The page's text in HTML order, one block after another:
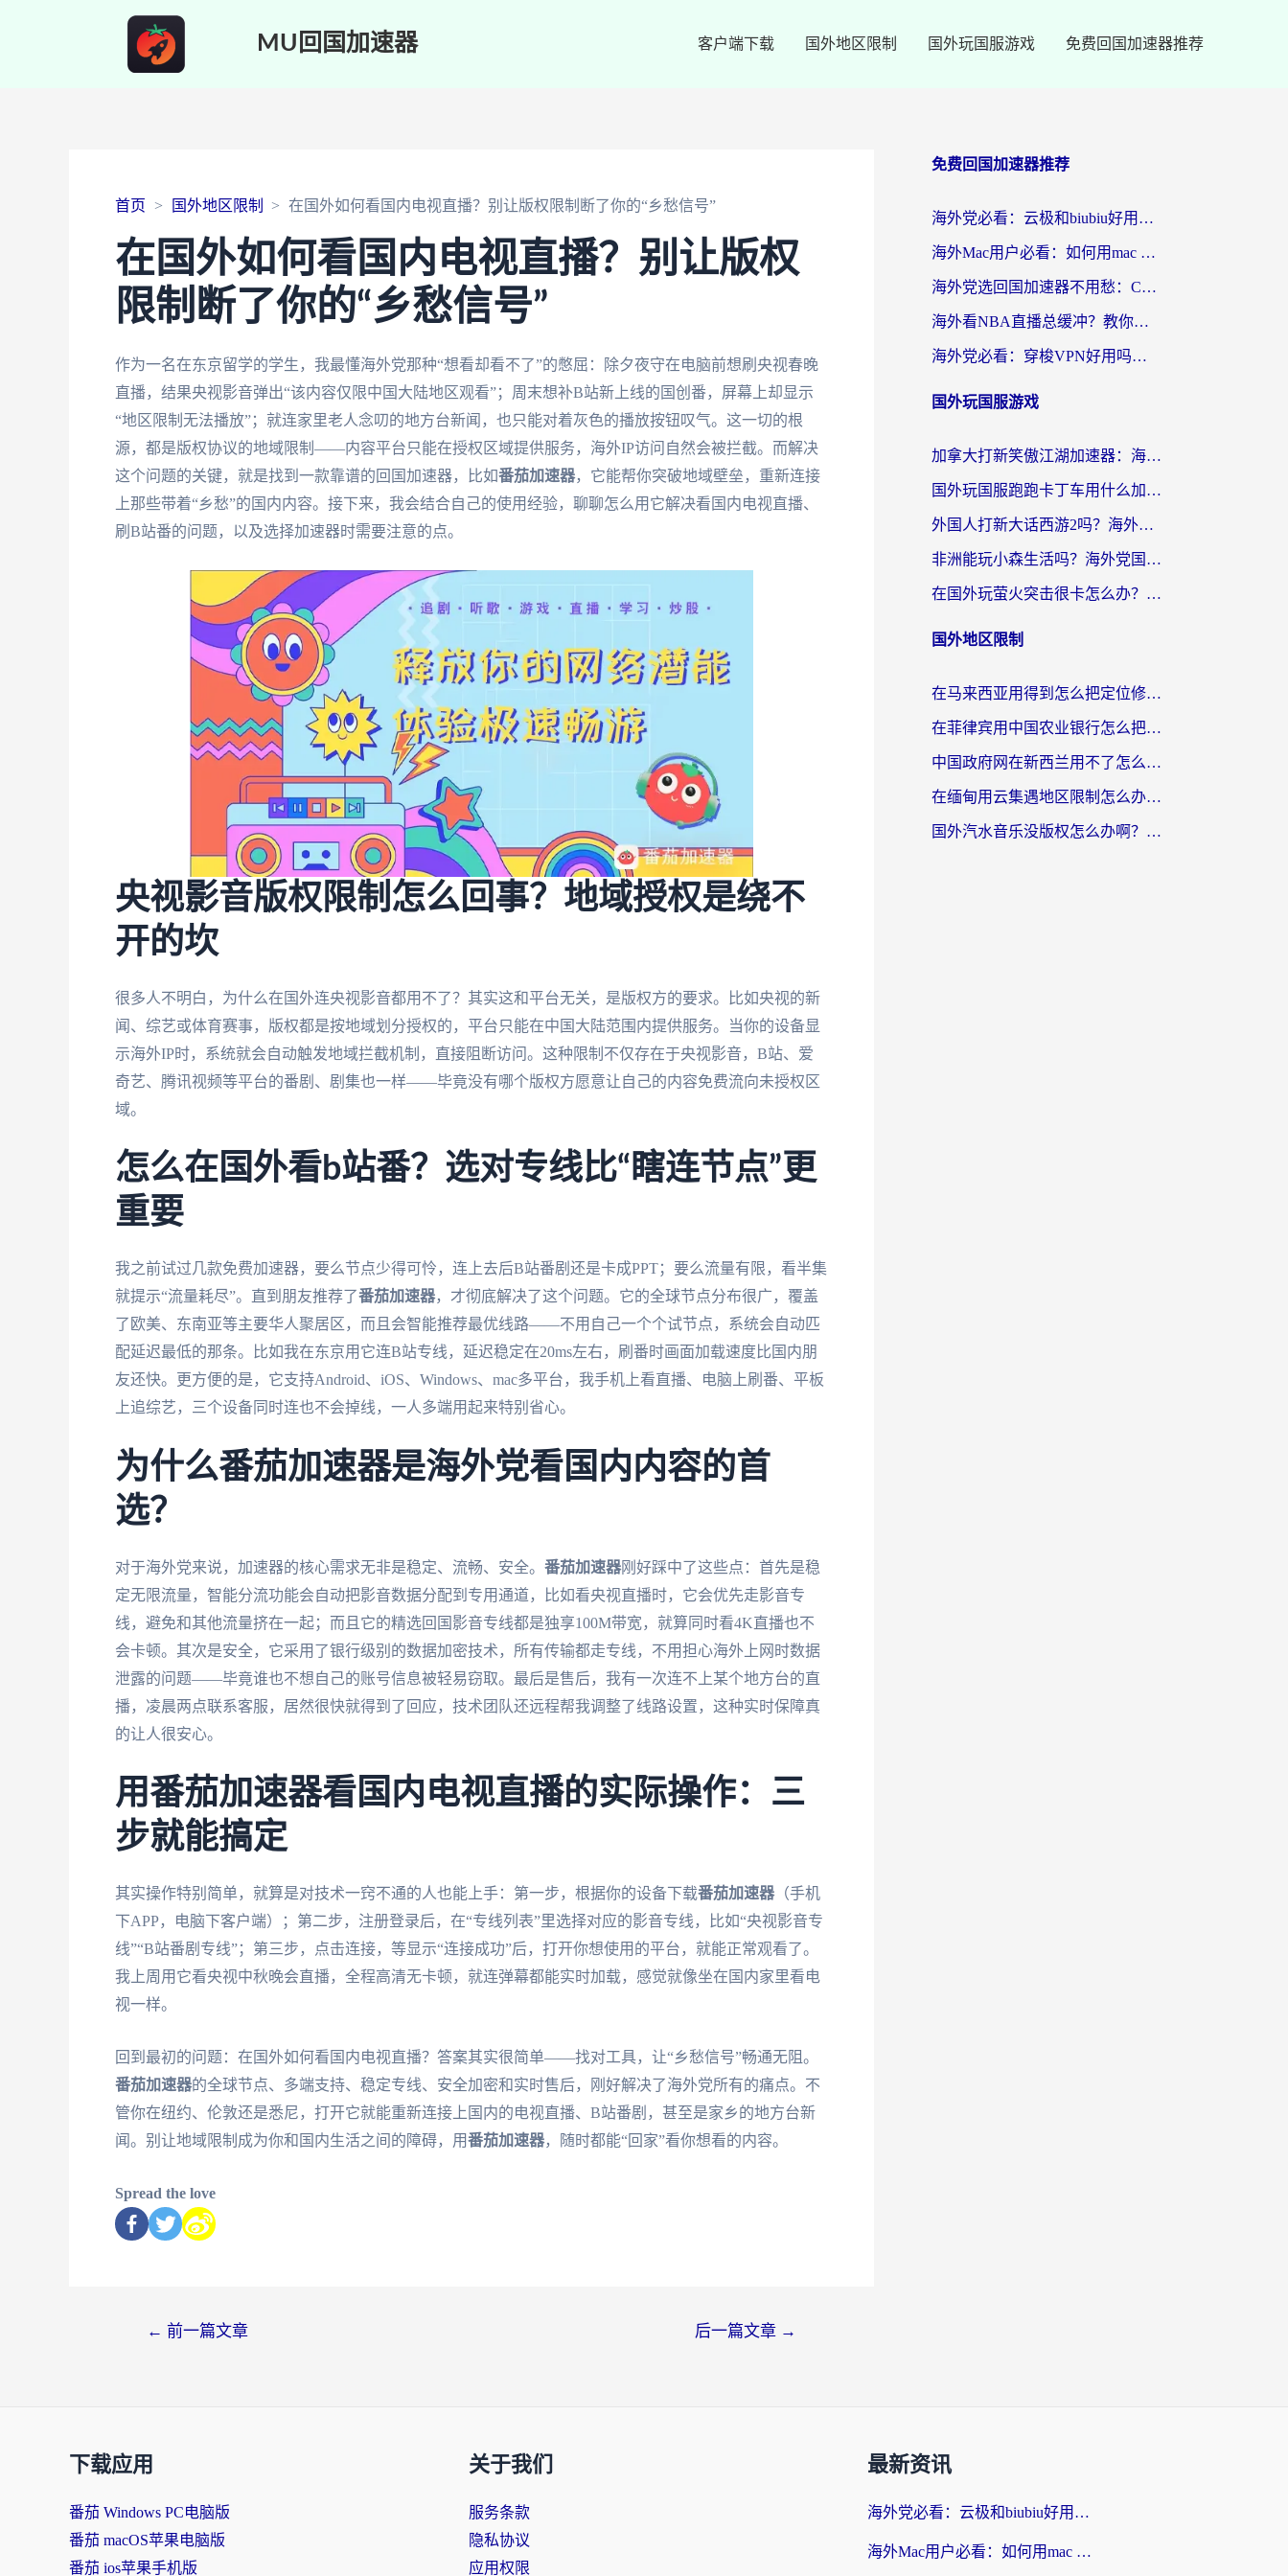
MU回国加速器 客户端下载 国外地区限制 国外玩国服游戏 免费回国加速器推荐
首页 国外地区限制 在国外如何看国内电视直播？别让版权限制断了你的“乡愁信号”
在国外如何看国内电视直播？别让版权
限制断了你的“乡愁信号”
作为一名在东京留学的学生，我最懂海外党那种“想看却看不了”的憋屈：除夕夜守在电脑前想刷央视春晚
直播，结果央视影音弹出“该内容仅限中国大陆地区观看”；周末想补B站新上线的国创番，屏幕上却显示
“地区限制无法播放”；就连家里老人念叨的地方台新闻，也只能对着灰色的播放按钮叹气。这一切的根
源，都是版权协议的地域限制——内容平台只能在授权区域提供服务，海外IP访问自然会被拦截。而解决
这个问题的关键，就是找到一款靠谱的回国加速器，比如番茄加速器，它能帮你突破地域壁垒，重新连接
上那些带着“乡愁”的国内内容。接下来，我会结合自己的使用经验，聊聊怎么用它解决看国内电视直播、
刷B站番的问题，以及选择加速器时需要注意的点。
央视影音版权限制怎么回事？地域授权是绕不
开的坎
很多人不明白，为什么在国外连央视影音都用不了？其实这和平台无关，是版权方的要求。比如央视的新
闻、综艺或体育赛事，版权都是按地域划分授权的，平台只能在中国大陆范围内提供服务。当你的设备显
示海外IP时，系统就会自动触发地域拦截机制，直接阻断访问。这种限制不仅存在于央视影音，B站、爱
奇艺、腾讯视频等平台的番剧、剧集也一样——毕竟没有哪个版权方愿意让自己的内容免费流向未授权区
域。
怎么在国外看b站番？选对专线比“瞎连节点”更
重要
我之前试过几款免费加速器，要么节点少得可怜，连上去后B站番剧还是卡成PPT；要么流量有限，看半集
就提示“流量耗尽”。直到朋友推荐了番茄加速器，才彻底解决了这个问题。它的全球节点分布很广，覆盖
了欧美、东南亚等主要华人聚居区，而且会智能推荐最优线路——不用自己一个个试节点，系统会自动匹
配延迟最低的那条。比如我在东京用它连B站专线，延迟稳定在20ms左右，刷番时画面加载速度比国内朋
友还快。更方便的是，它支持Android、iOS、Windows、mac多平台，我手机上看直播、电脑上刷番、平板
上追综艺，三个设备同时连也不会掉线，一人多端用起来特别省心。
为什么番茄加速器是海外党看国内内容的首
选？
对于海外党来说，加速器的核心需求无非是稳定、流畅、安全。 番茄加速器刚好踩中了这些点：首先是稳
定无限流量，智能分流功能会自动把影音数据分配到专用通道，比如看央视直播时，它会优先走影音专
线，避免和其他流量挤在一起；而且它的精选回国影音专线都是独享100M带宽，就算同时看4K直播也不
会卡顿。其次是安全，它采用了银行级别的数据加密技术，所有传输都走专线，不用担心海外上网时数据
泄露的问题——毕竟谁也不想自己的账号信息被轻易窃取。最后是售后，我有一次连不上某个地方台的直
播，凌晨两点联系客服，居然很快就得到了回应，技术团队还远程帮我调整了线路设置，这种实时保障真
的让人很安心。
用番茄加速器看国内电视直播的实际操作：三
步就能搞定
其实操作特别简单，就算是对技术一窍不通的人也能上手：第一步，根据你的设备下载番茄加速器（手机
下APP，电脑下客户端）；第二步，注册登录后，在“专线列表”里选择对应的影音专线，比如“央视影音专
线”“B站番剧专线”；第三步，点击连接，等显示“连接成功”后，打开你想使用的平台，就能正常观看了。
我上周用它看央视中秋晚会直播，全程高清无卡顿，就连弹幕都能实时加载，感觉就像坐在国内家里看电
视一样。
回到最初的问题：在国外如何看国内电视直播？答案其实很简单——找对工具，让“乡愁信号”畅通无阻。
番茄加速器的全球节点、多端支持、稳定专线、安全加密和实时售后，刚好解决了海外党所有的痛点。不
管你在纽约、伦敦还是悉尼，打开它就能重新连接上国内的电视直播、B站番剧，甚至是家乡的地方台新
闻。别让地域限制成为你和国内生活之间的障碍，用番茄加速器，随时都能“回家”看你想看的内容。
Spread the love
← 前一篇文章 后一篇文章 →
免费回国加速器推荐
海外党必看：云极和biubiu好用吗？3步选对回国加速器，无缝刷国内剧玩手游
海外Mac用户必看：如何用mac vpn回国实现无缝刷国内剧玩国服？
海外党选回国加速器不用愁：ChickCN和SpeedCN好用吗？实测对比+避坑指南
海外看NBA直播总缓冲？教你选对回国加速器，无缝看球还能刷国内剧
海外党必看：穿梭VPN好用吗？和lightVPN对比哪个回国效果更好？附真实体验与选择指南
国外玩国服游戏
加拿大打新笑傲江湖加速器：海外党告别延迟卡顿的实用指南
国外玩国服跑跑卡丁车用什么加速器最好？2026真实玩家亲测避坑指南
外国人打新大话西游2吗？海外玩家畅玩国服游戏的终极加速器指南
非洲能玩小森生活吗？海外党国服游戏加速器终极指南（附阿根廷CF手游帕斯卡契约解决方案）
在国外玩萤火突击很卡怎么办？老玩家亲测有效的加速器选择指南
国外地区限制
在马来西亚用得到怎么把定位修改到中国国内？留学生亲测有效的追剧看片攻略
在菲律宾用中国农业银行怎么把定位修改到中国国内？海外华人必看的数字生活解决方案
中国政府网在新西兰用不了怎么办？海外华人追剧看新闻的实用指南
在缅甸用云集遇地区限制怎么办？海外党亲测有效解决方案来了！
国外汽水音乐没版权怎么办啊？留学生亲测有效的回国加速攻略
下载应用
番茄 Windows PC电脑版
番茄 macOS苹果电脑版
番茄 ios苹果手机版
关于我们
服务条款
隐私协议
应用权限
最新资讯
海外党必看：云极和biubiu好用吗？3步选对回国加速器，无缝刷国内剧玩手游
海外Mac用户必看：如何用mac vpn回国实现无缝刷国内剧玩国服？